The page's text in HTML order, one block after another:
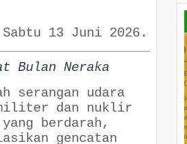
13 Juni 2026.
Bulan Neraka
serangan udara
militer dan nuklir
berdarah,
gencatan